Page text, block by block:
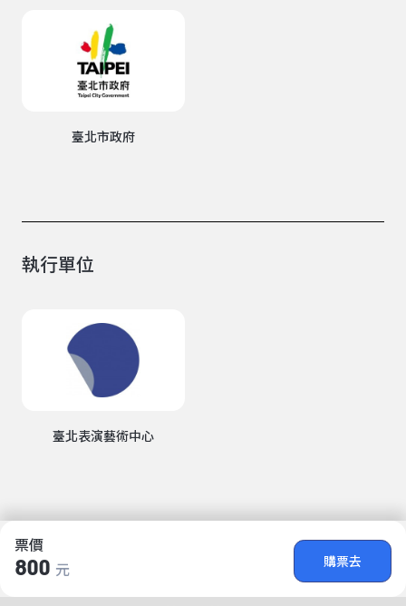
票價
800 元
購票去
臺北市政府
執行單位
臺北表演藝術中心